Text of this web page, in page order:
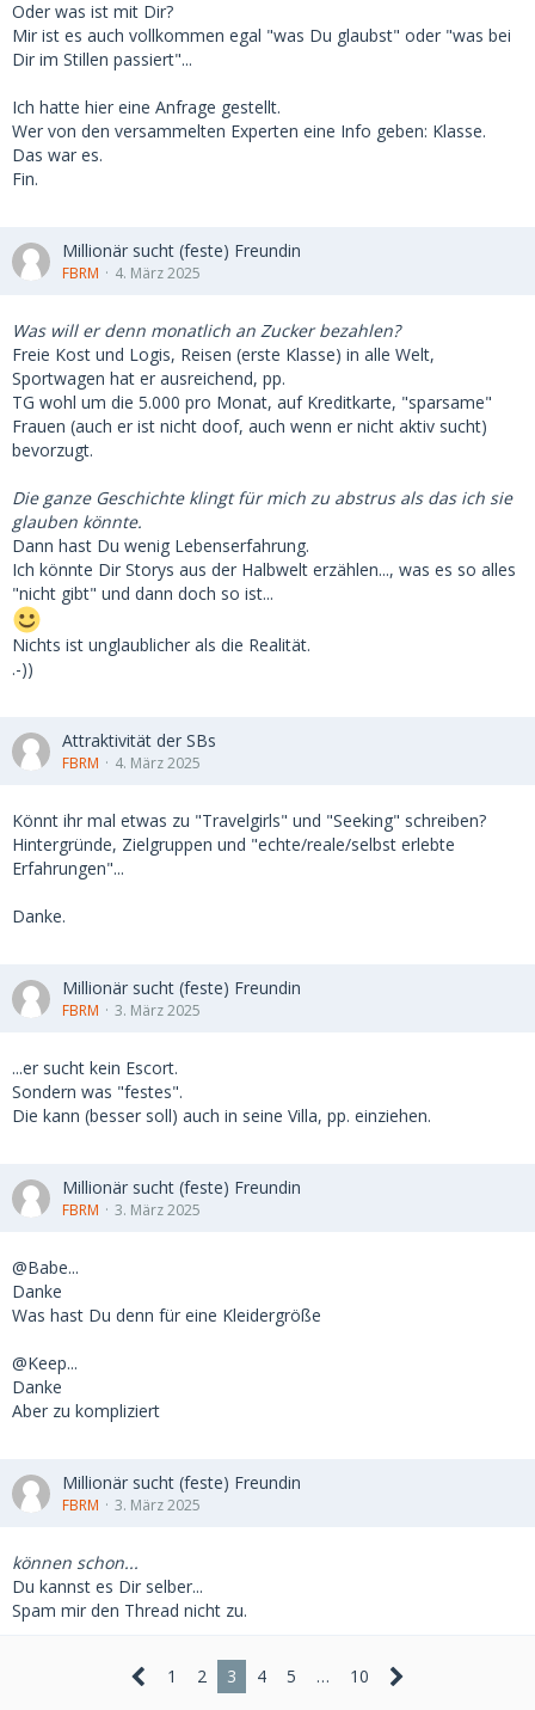
Oder was ist mit Dir?
Mir ist es auch vollkommen egal "was Du glaubst" oder "was bei
Dir im Stillen passiert"...
Ich hatte hier eine Anfrage gestellt.
Wer von den versammelten Experten eine Info geben: Klasse.
Das war es.
Fin.
Millionär sucht (feste) Freundin
FBRM 4. März 2025
Was will er denn monatlich an Zucker bezahlen?
Freie Kost und Logis, Reisen (erste Klasse) in alle Welt,
Sportwagen hat er ausreichend, pp.
TG wohl um die 5.000 pro Monat, auf Kreditkarte, "sparsame"
Frauen (auch er ist nicht doof, auch wenn er nicht aktiv sucht)
bevorzugt.
Die ganze Geschichte klingt für mich zu abstrus als das ich sie
glauben könnte.
Dann hast Du wenig Lebenserfahrung.
Ich könnte Dir Storys aus der Halbwelt erzählen..., was es so alles
"nicht gibt" und dann doch so ist...
Nichts ist unglaublicher als die Realität.
.-))
Attraktivität der SBs
FBRM 4. März 2025
Könnt ihr mal etwas zu "Travelgirls" und "Seeking" schreiben?
Hintergründe, Zielgruppen und "echte/reale/selbst erlebte
Erfahrungen"...
Danke.
Millionär sucht (feste) Freundin
FBRM 3. März 2025
...er sucht kein Escort.
Sondern was "festes".
Die kann (besser soll) auch in seine Villa, pp. einziehen.
Millionär sucht (feste) Freundin
FBRM 3. März 2025
@Babe...
Danke
Was hast Du denn für eine Kleidergröße
@Keep...
Danke
Aber zu kompliziert
Millionär sucht (feste) Freundin
FBRM 3. März 2025
können schon...
Du kannst es Dir selber...
Spam mir den Thread nicht zu.
1 2 3 4 5 … 10